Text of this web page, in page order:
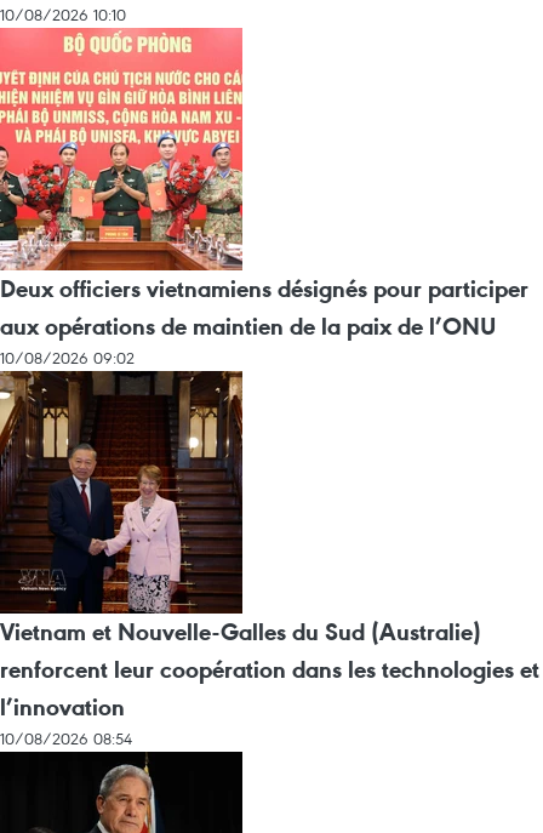
10/08/2026 10:10
Deux officiers vietnamiens désignés pour participer
aux opérations de maintien de la paix de l’ONU
10/08/2026 09:02
Vietnam et Nouvelle-Galles du Sud (Australie)
renforcent leur coopération dans les technologies et
l’innovation
10/08/2026 08:54